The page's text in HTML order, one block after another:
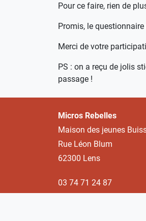
Pour ce faire, rien de
Promis, le
Merci de votre
PS : on a reçu de jolis
passage !
Micros Rebelles
Maison des jeunes
Rue Léon Blum
62300 Lens
03 74 71 24 87